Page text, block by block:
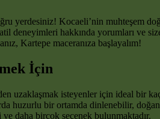
yerdesiniz! Kocaeli’nin muhteşem
deneyimleri hakkında yorumları ve
Kartepe maceranıza başlayalım!
İçin
uzaklaşmak isteyenler için ideal
huzurlu bir ortamda dinlenebilir,
daha birçok seçenek bulunmaktadır.